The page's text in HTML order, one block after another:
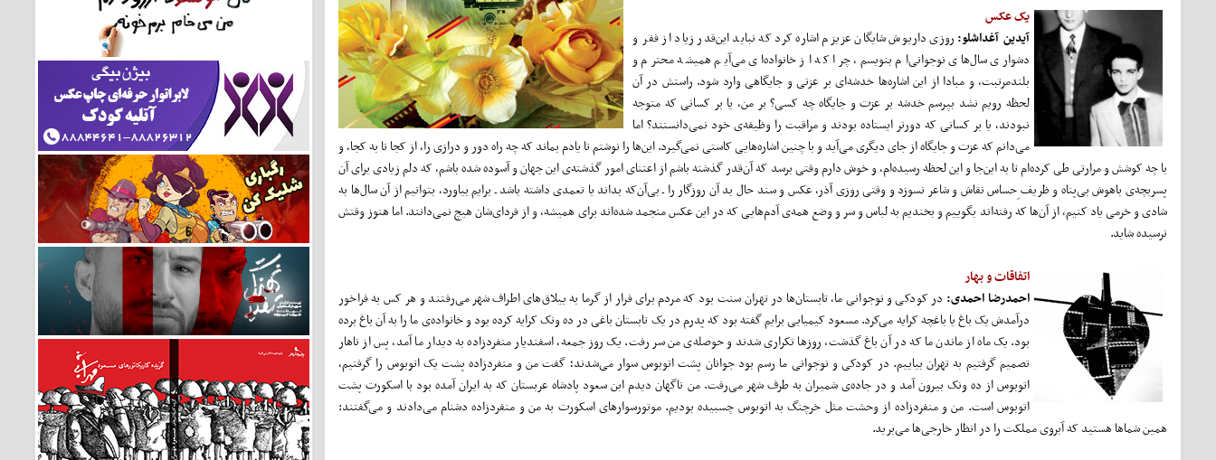
یک عکس
آیدین آغداشلو: روزی داریوش شایگان عزیزم اشاره کرد که نباید این‌قدر زیاد از فقر و
دشواری سال‌های نوجوانی‌ام بنویسم، چرا که از خانواده‌ای می‌آیم همیشه محترم و
بلندمرتبت، و مبادا از این اشاره‌ها خدشه‌ای بر عزتی و جایگاهی وارد شود. راستش در آن
لحظه رویم نشد بپرسم خدشه بر عزت و جایگاه چه کسی؟ بر من، یا بر کسانی که متوجه
نبودند، یا بر کسانی که دورتر ایستاده بودند و مراقبت را وظیفه‌ی خود نمی‌دانستند؟ اما
می‌دانم که عزت و جایگاه از جای دیگری می‌آید و با چنین اشاره‌هایی کاستی نمی‌گیرد. این‌ها را نوشتم تا یادم بماند که چه راه دور و درازی را، از کجا تا به کجا، و
با چه کوشش و مرارتی طی کرده‌ام تا به این‌جا و این لحظه رسیده‌ام، و خوش دارم وقتی برسد که آن‌قدر گذشته باشم از اعتنای امور گذشته‌ی این جهان و آسوده شده باشم، که دلم زیادی برای آن
پسربچه‌ی باهوش بی‌پناه و ظریف ِحساس نقاش و شاعر نسوزد و وقتی روزی آذر، عکس و سند حال بد آن روزگار را ـ بی‌آن‌که بداند یا تعمدی داشته باشد ـ برایم بیاورد، بتوانیم از آن سال‌ها به
شادی و خرمی یاد کنیم، از آن‌ها که رفته‌اند بگوییم و بخندیم به لباس و سر و وضع همه‌ی آدم‌هایی که در این عکس منجمد شده‌اند برای همیشه، و از فردای‌شان هیچ نمی‌دانند. اما هنوز وقتش
نرسیده شاید.
اتفاقات و بهار
احمدرضا احمدی: در کودکی و نوجوانی ما، تابستان‌ها در تهران سنت بود که مردم برای فرار از گرما به ییلاق‌های اطراف شهر می‌رفتند و هر کس به فراخور
درآمدش یک باغ یا باغچه کرایه می‌کرد. مسعود کیمیایی برایم گفته بود که پدرم در یک تابستان باغی در ده ونک کرایه کرده بود و خانواده‌ی ما را به آن باغ برده
بود. یک ماه از ماندن ما که در آن باغ گذشت، روزها تکراری شدند و حوصله‌ی من سر رفت. یک روز جمعه، اسفندیار منفردزاده به دیدار ما آمد، پس از ناهار
تصمیم گرفتیم به تهران بیاییم. در کودکی و نوجوانی ما رسم بود جوانان پشت اتوبوس سوار می‌شدند؛ گفت من و منفردزاده پشت یک اتوبوس را گرفتیم،
اتوبوس از ده ونک بیرون آمد و در جاده‌ی شمیران به طرف شهر می‌رفت. من ناگهان دیدم ابن سعود پادشاه عربستان که به ایران آمده بود با اسکورت پشت
اتوبوس است. من و منفردزاده از وحشت مثل خرچنگ به اتوبوس چسبیده بودیم. موتورسوارهای اسکورت به من و منفردزاده دشنام می‌دادند و می‌گفتند:
همین شماها هستید که آبروی مملکت را در انظار خارجی‌ها می‌برید.